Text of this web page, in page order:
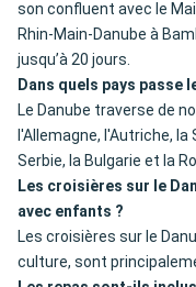
son confluent avec le
Rhin-Main-Danube à
jusqu’à 20 jours.
Dans quels pays passe
Le Danube traverse de
l'Allemagne, l'Autriche, la
Serbie, la Bulgarie et la
Les croisières sur le
avec enfants ?
Les croisières sur le
culture, sont